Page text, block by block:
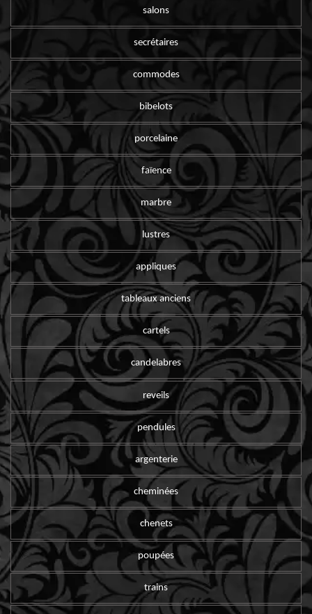
salons
secrétaires
commodes
bibelots
porcelaine
faïence
marbre
lustres
appliques
tableaux anciens
cartels
candelabres
reveils
pendules
argenterie
cheminées
chenets
poupées
trains